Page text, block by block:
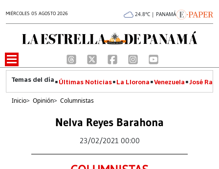
MIÉRCOLES 05 AGOSTO 2026 24.8°C | PANAMÁ
Últimas Noticias La Llorona Venezuela José
Inicio> Opinión> Columnistas
Nelva Reyes Barahona
23/02/2021 00:00